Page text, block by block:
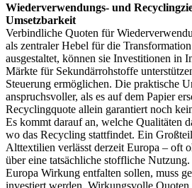
Wiederverwendungs- und
Umsetzbarkeit
Verbindliche Quoten für
als zentraler Hebel für die
ausgestaltet, können sie Investitionen in
Märkte für Sekundärrohstoffe
Steuerung ermöglichen. Die praktische
anspruchsvoller, als es auf dem Papier
Recyclingquote allein garantiert noch
Es kommt darauf an, welche Qualitäten
wo das Recycling stattfindet. Ein
Alttextilien verlässt derzeit Europa – oft
über eine tatsächliche stoffliche
Europa Wirkung entfalten sollen, muss
investiert werden. Wirkungsvolle Quoten